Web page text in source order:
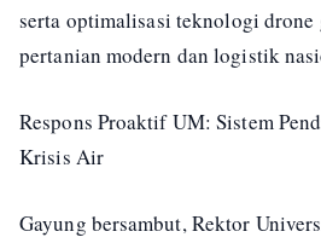
serta optimalisasi teknologi
pertanian modern dan logistik
Respons Proaktif UM: Sistem
Krisis Air
Gayung bersambut, Rektor